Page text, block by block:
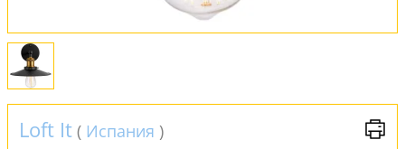
Loft It ( Испания )